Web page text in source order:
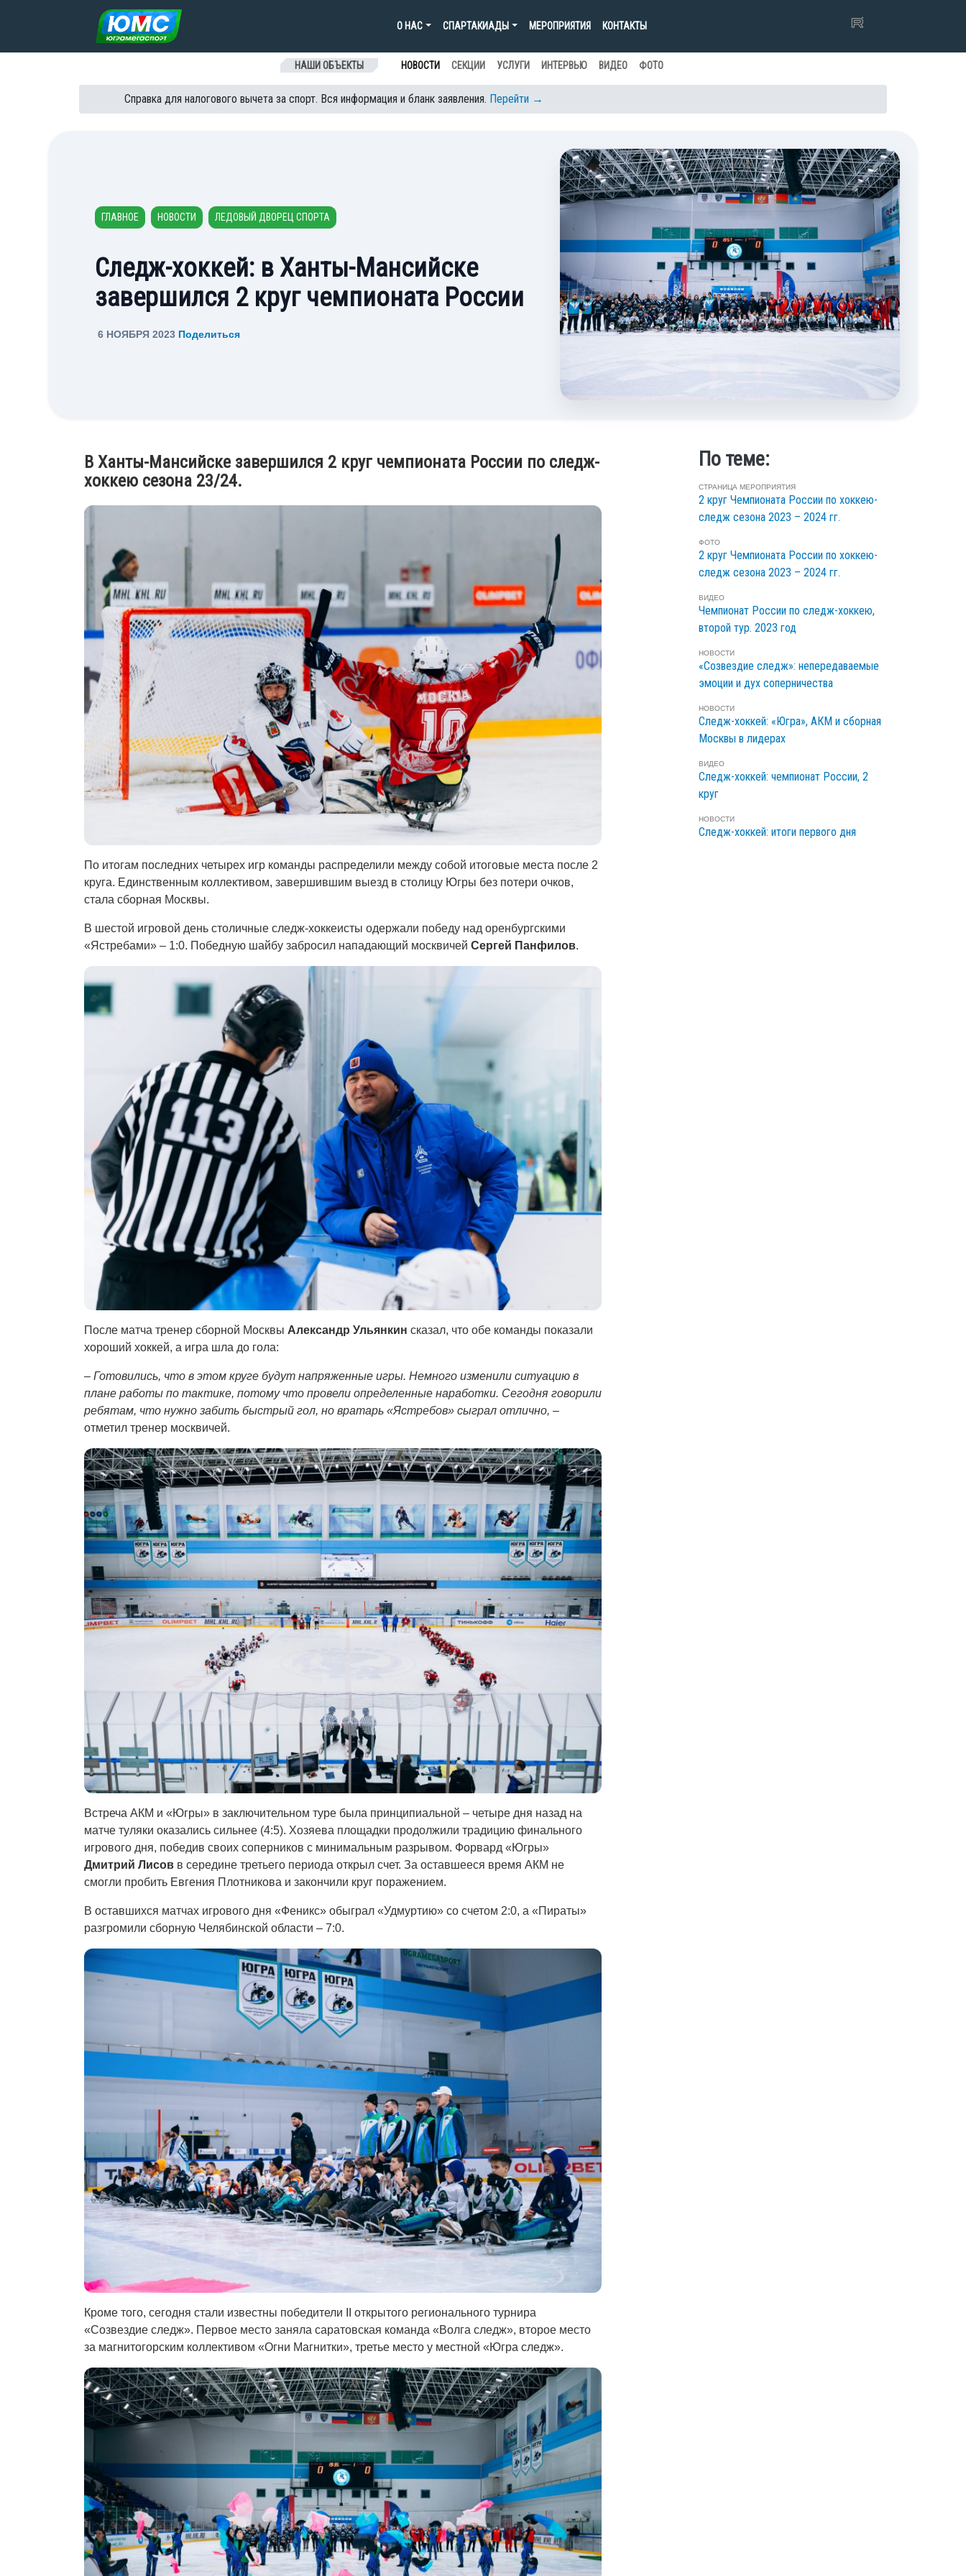
Перейти к содержанию
О НАС СПАРТАКИАДЫ МЕРОПРИЯТИЯ КОНТАКТЫ
НАШИ ОБЪЕКТЫ НОВОСТИ СЕКЦИИ УСЛУГИ ИНТЕРВЬЮ ВИДЕО ФОТО
Справка для налогового вычета за спорт. Вся информация и бланк заявления. Перейти →
ГЛАВНОЕ НОВОСТИ ЛЕДОВЫЙ ДВОРЕЦ СПОРТА
Следж-хоккей: в Ханты-Мансийске
завершился 2 круг чемпионата России
6 НОЯБРЯ 2023 Поделиться
В Ханты-Мансийске завершился 2 круг чемпионата России по следж-
хоккею сезона 23/24.
По итогам последних четырех игр команды распределили между собой итоговые места после 2
круга. Единственным коллективом, завершившим выезд в столицу Югры без потери очков,
стала сборная Москвы.
В шестой игровой день столичные следж-хоккеисты одержали победу над оренбургскими
«Ястребами» – 1:0. Победную шайбу забросил нападающий москвичей Сергей Панфилов.
После матча тренер сборной Москвы Александр Ульянкин сказал, что обе команды показали
хороший хоккей, а игра шла до гола:
– Готовились, что в этом круге будут напряженные игры. Немного изменили ситуацию в
плане работы по тактике, потому что провели определенные наработки. Сегодня говорили
ребятам, что нужно забить быстрый гол, но вратарь «Ястребов» сыграл отлично, –
отметил тренер москвичей.
Встреча АКМ и «Югры» в заключительном туре была принципиальной – четыре дня назад на
матче туляки оказались сильнее (4:5). Хозяева площадки продолжили традицию финального
игрового дня, победив своих соперников с минимальным разрывом. Форвард «Югры»
Дмитрий Лисов в середине третьего периода открыл счет. За оставшееся время АКМ не
смогли пробить Евгения Плотникова и закончили круг поражением.
В оставшихся матчах игрового дня «Феникс» обыграл «Удмуртию» со счетом 2:0, а «Пираты»
разгромили сборную Челябинской области – 7:0.
Кроме того, сегодня стали известны победители II открытого регионального турнира
«Созвездие следж». Первое место заняла саратовская команда «Волга следж», второе место
за магнитогорским коллективом «Огни Магнитки», третье место у местной «Югра следж».
По теме:
СТРАНИЦА МЕРОПРИЯТИЯ
2 круг Чемпионата России по хоккею-
следж сезона 2023 – 2024 гг.
ФОТО
2 круг Чемпионата России по хоккею-
следж сезона 2023 – 2024 гг.
ВИДЕО
Чемпионат России по следж-хоккею,
второй тур. 2023 год
НОВОСТИ
«Созвездие следж»: непередаваемые
эмоции и дух соперничества
НОВОСТИ
Следж-хоккей: «Югра», АКМ и сборная
Москвы в лидерах
ВИДЕО
Следж-хоккей: чемпионат России, 2
круг
НОВОСТИ
Следж-хоккей: итоги первого дня